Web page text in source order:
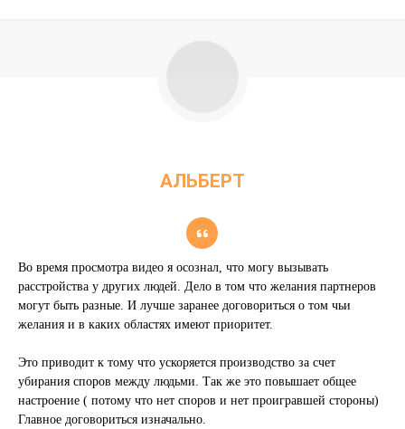
АЛЬБЕРТ
Во время просмотра видео я осознал, что могу вызывать
расстройства у других людей. Дело в том что желания партнеров
могут быть разные. И лучше заранее договориться о том чьи
желания и в каких областях имеют приоритет.
Это приводит к тому что ускоряется производство за счет
убирания споров между людьми. Так же это повышает общее
настроение ( потому что нет споров и нет проигравшей стороны)
Главное договориться изначально.